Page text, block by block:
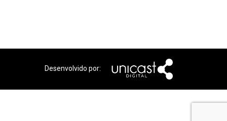
Desenvolvido por: